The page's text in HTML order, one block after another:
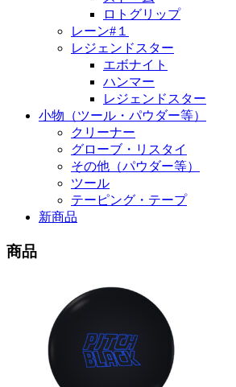
ロトグリップ
レーン#１
レジェンドスター
エボナイト
ハンマー
レジェンドスター
小物（ツール・パウダー等）
クリーナー
グローブ・リスタイ
その他（パウダー等）
ツール
テーピング・テープ
新商品
商品